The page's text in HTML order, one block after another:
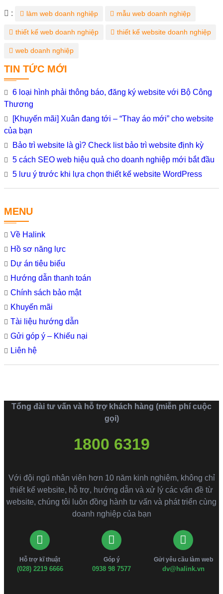
TIN TỨC MỚI
6 loại hình phải thông báo, đăng ký website với Bộ Công
Thương
[Khuyến mãi] Xuân đang tới – “Thay áo mới” cho website
của bạn
Bảo trì website là gì? Check list bảo trì website định kỳ
5 cách SEO web hiệu quả cho doanh nghiệp mới bắt đầu
5 lưu ý trước khi lựa chọn thiết kế website WordPress
MENU
Về Halink
Hồ sơ năng lực
Dự án tiêu biểu
Hướng dẫn thanh toán
Chính sách bảo mật
Khuyến mãi
Tài liệu hướng dẫn
Gửi góp ý – Khiếu nại
Liên hệ
Từ
: làm web doanh nghiệp mẫu web doanh nghiệp
thiết kế web doanh nghiệp thiết kế website doanh nghiệp
web doanh nghiệp
Tổng đài tư vấn và hỗ trợ khách hàng (miễn phí cuộc
gọi)
1800 6319
Với đội ngũ nhân viên hơn 10 năm kinh nghiệm, không chỉ
thiết kế website, hỗ trợ, hướng dẫn và xử lý các vấn đề từ
website, chúng tôi luôn đồng hành tư vấn và phát triển cùng
doanh nghiệp của bạn
Hỗ trợ kĩ thuật
(028) 2219 6666
Góp ý
0938 98 7577
Gửi yêu cầu làm web
dv@halink.vn